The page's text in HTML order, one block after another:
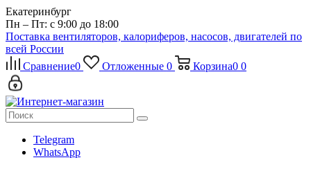
Екатеринбург
Пн – Пт: с 9:00 до 18:00
Поставка вентиляторов, калориферов, насосов, двигателей по
всей России
Сравнение0 Отложенные 0 Корзина0 0
Telegram
WhatsApp